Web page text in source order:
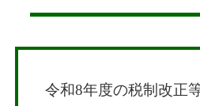
令和8年度の税制改正